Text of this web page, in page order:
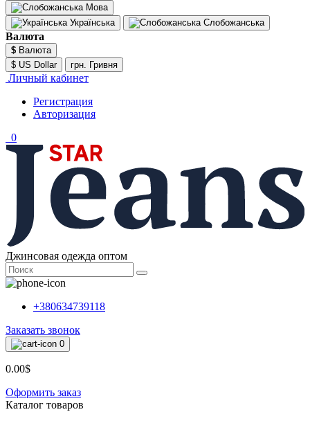
Мова
Українська
Слобожанська
Валюта
$ Валюта
$ US Dollar
грн. Гривня
Личный кабинет
Регистрация
Авторизация
0
Джинсовая одежда оптом
+380634739118
Заказать звонок
0
0.00$
Оформить заказ
Каталог товаров